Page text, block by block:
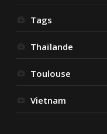
Tags
Thaïlande
Toulouse
Vietnam